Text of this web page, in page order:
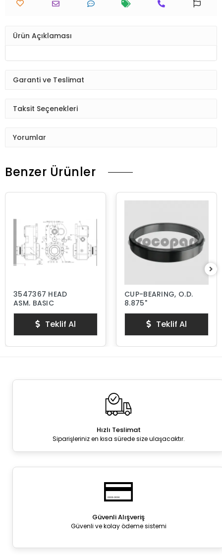
Ürün Açıklaması
Garanti ve Teslimat
Taksit Seçenekleri
Yorumlar
Benzer Ürünler
3547367 HEAD
ASM, BASIC
Teklif Al
CUP-BEARING, O.D.
8.875"
Teklif Al
Hızlı Teslimat
Siparişleriniz en kısa sürede size ulaşacaktır.
Güvenli Alışveriş
Güvenli ve kolay ödeme sistemi